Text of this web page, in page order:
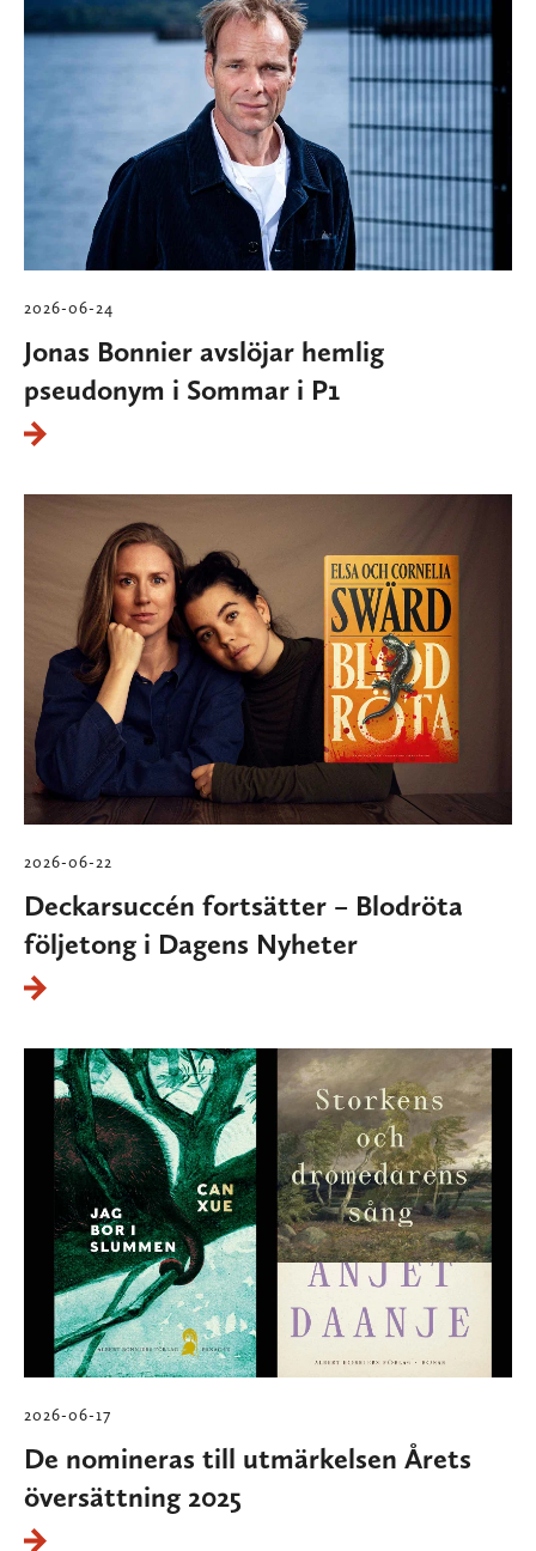
2026-06-24
Jonas Bonnier avslöjar hemlig
pseudonym i Sommar i P1
2026-06-22
Deckarsuccén fortsätter – Blodröta
följetong i Dagens Nyheter
2026-06-17
De nomineras till utmärkelsen Årets
översättning 2025